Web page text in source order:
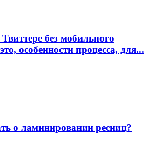
без мобильного
особенности процесса, для...
о ламинировании ресниц?